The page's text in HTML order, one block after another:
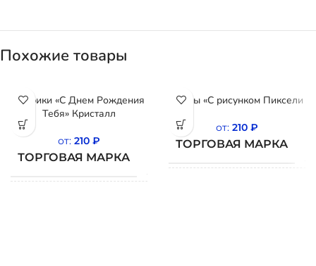
Похожие товары
Шарики «С Днем Рождения
Тебя» Кристалл
от: 210 ₽
ТОРГОВАЯ МАРКА
Шары «С рисунком Пиксели
от: 210 ₽
ТОРГОВАЯ МАРКА